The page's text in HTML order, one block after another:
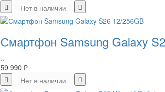
Нет в наличии
Смартфон Samsung Galaxy
..
59 990 ₽
Нет в наличии